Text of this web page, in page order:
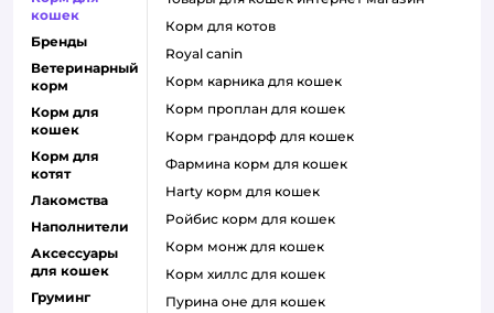
кошек
Бренды
Ветеринарный
корм
Корм для
кошек
Корм для
котят
Лакомства
Наполнители
Аксессуары
для кошек
Груминг
корм для котов
royal canin
корм карника для кошек
корм проплан для кошек
корм грандорф для кошек
фармина корм для кошек
harty корм для кошек
ройбис корм для кошек
корм монж для кошек
корм хиллс для кошек
пурина оне для кошек